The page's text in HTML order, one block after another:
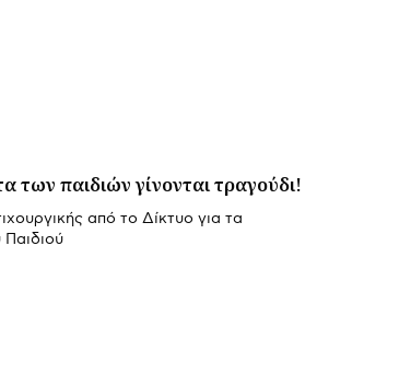
των παιδιών γίνονται τραγούδι!
από το Δίκτυο για τα